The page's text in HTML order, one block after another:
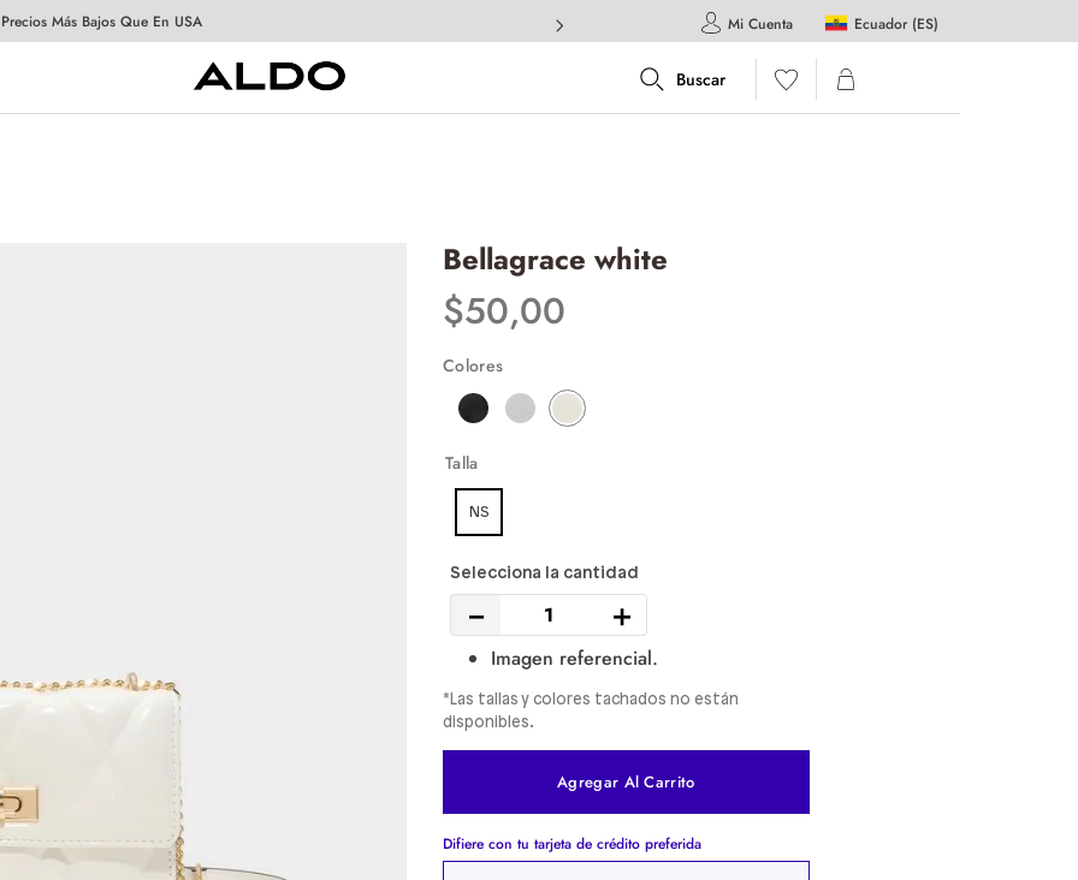
Más Bajos Que En USA Mi Cuenta Ecuador (ES)
Bellagrace white
$50,00
Colores
Talla
NS
＋
－
Imagen referencial.
*Las tallas y colores tachados no están
disponibles.
Agregar Al Carrito
Difiere con tu tarjeta de crédito preferida